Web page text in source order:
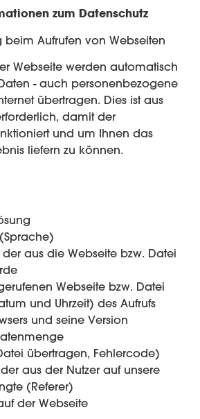
zum Datenschutz
Aufrufen von Webseiten
Webseite werden automatisch
- auch personenbezogene
übertragen. Dies ist aus
damit der
und um Ihnen das
liefern zu können.
der aus die Webseite bzw. Datei
Webseite bzw. Datei
und Uhrzeit) des Aufrufs
und seine Version
übertragen, Fehlercode)
aus der Nutzer auf unsere
(Referer)
der Webseite